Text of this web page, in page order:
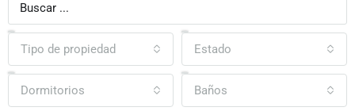
Tipo de propiedad Estado
Dormitorios Baños